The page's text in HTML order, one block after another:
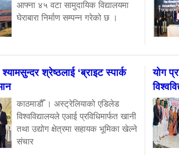
आफ्ना ४५ वटा सामुदायिक विद्यालयमा
घेराबारा निर्माण सम्पन्न गरेको छ ।
श्रेष्ठलाई ‘ब्राइट स्पार्क
काठमाडौँ । अस्ट्रेलियाको एडिलेड
विश्वविद्यालयले एआई प्रविधिमार्फत खानी
तथा उद्योग क्षेत्रमा सहायक भूमिका खेल्ने
संचार
योग